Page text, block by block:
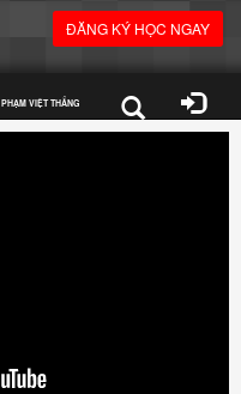
ĐĂNG KÝ HỌC NGAY
PHẠM VIỆT THẮNG